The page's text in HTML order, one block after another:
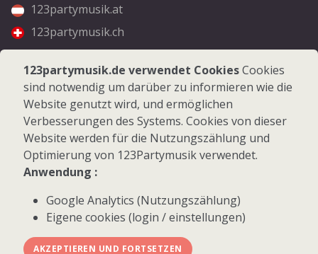
123partymusik.at
123partymusik.ch
Folgen Sie uns
Facebook
Instagram
© 2026 123Partymusik.de - Alle Rechte vorbehalten
123partymusik.de verwendet CookiesCookies
sind notwendig um darüber zu informieren wie die
Website genutzt wird, und ermöglichen
Verbesserungen des Systems. Cookies von dieser
Website werden für die Nutzungszählung und
Optimierung von 123Partymusik verwendet.
Anwendung :
Google Analytics (Nutzungszählung)
Eigene cookies (login / einstellungen)
AKZEPTIEREN UND FORTSETZEN